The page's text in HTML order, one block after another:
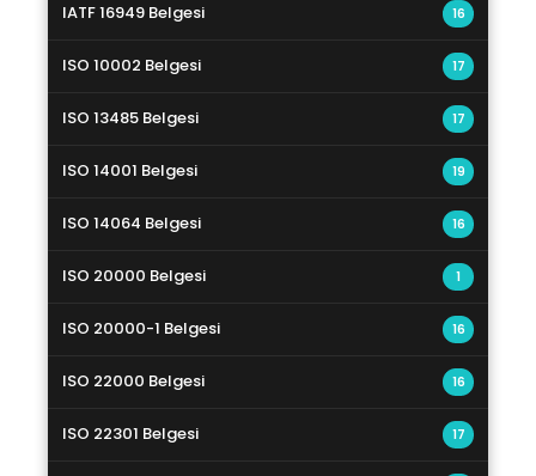
IATF 16949 Belgesi 16
ISO 10002 Belgesi 17
ISO 13485 Belgesi 17
ISO 14001 Belgesi 19
ISO 14064 Belgesi 16
ISO 20000 Belgesi 1
ISO 20000-1 Belgesi 16
ISO 22000 Belgesi 16
ISO 22301 Belgesi 17